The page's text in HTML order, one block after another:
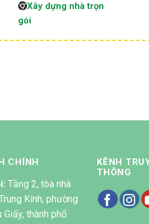
Xây dựng nhà trọn
gói
CHÍNH
Tầng 2, tòa nhà
Kính, phường
Giấy, thành phố
KÊNH
THÔNG